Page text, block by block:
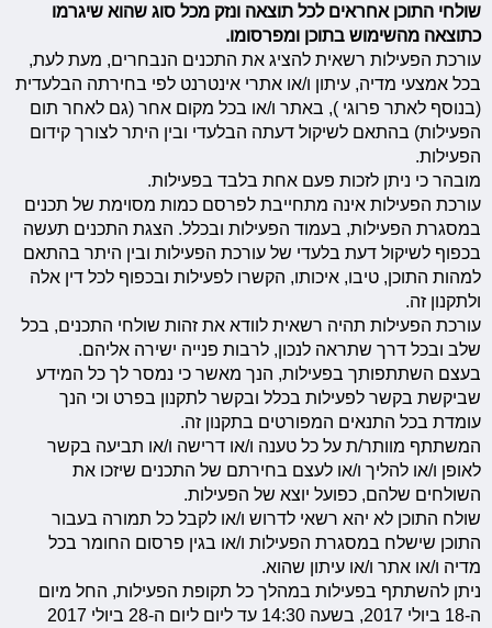
שולחי התוכן אחראים לכל תוצאה ונזק מכל סוג שהוא שיגרמו
כתוצאה מהשימוש בתוכן ומפרסומו.
עורכת הפעילות רשאית להציג את התכנים הנבחרים, מעת לעת,
בכל אמצעי מדיה, עיתון ו/או אתרי אינטרנט לפי בחירתה הבלעדית
(בנוסף לאתר פרוגי ), באתר ו/או בכל מקום אחר (גם לאחר תום
הפעילות) בהתאם לשיקול דעתה הבלעדי ובין היתר לצורך קידום
הפעילות.
מובהר כי ניתן לזכות פעם אחת בלבד בפעילות.
עורכת הפעילות אינה מתחייבת לפרסם כמות מסוימת של תכנים
במסגרת הפעילות, בעמוד הפעילות ובכלל. הצגת התכנים תעשה
בכפוף לשיקול דעת בלעדי של עורכת הפעילות ובין היתר בהתאם
למהות התוכן, טיבו, איכותו, הקשרו לפעילות ובכפוף לכל דין אלה
ולתקנון זה.
עורכת הפעילות תהיה רשאית לוודא את זהות שולחי התכנים, בכל
שלב ובכל דרך שתראה לנכון, לרבות פנייה ישירה אליהם.
בעצם השתתפותך בפעילות, הנך מאשר כי נמסר לך כל המידע
שביקשת בקשר לפעילות בכלל ובקשר לתקנון בפרט וכי הנך
עומדת בכל התנאים המפורטים בתקנון זה.
המשתתף מוותר/ת על כל טענה ו/או דרישה ו/או תביעה בקשר
לאופן ו/או להליך ו/או לעצם בחירתם של התכנים שיזכו את
השולחים שלהם, כפועל יוצא של הפעילות.
שולח התוכן לא יהא רשאי לדרוש ו/או לקבל כל תמורה בעבור
התוכן שישלח במסגרת הפעילות ו/או בגין פרסום החומר בכל
מדיה ו/או אתר ו/או עיתון שהוא.
ניתן להשתתף בפעילות במהלך כל תקופת הפעילות, החל מיום
ה-18 ביולי 2017, בשעה 14:30 עד ליום ליום ה-28 ביולי 2017